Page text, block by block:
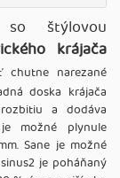
so štýlovou
krájača
narezané
doska krájača
a dodáva
možné plynule
Sane je možné
je poháňaný